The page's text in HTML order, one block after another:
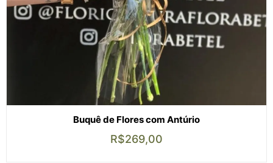
Buquê de Flores com Antúrio
R$269,00